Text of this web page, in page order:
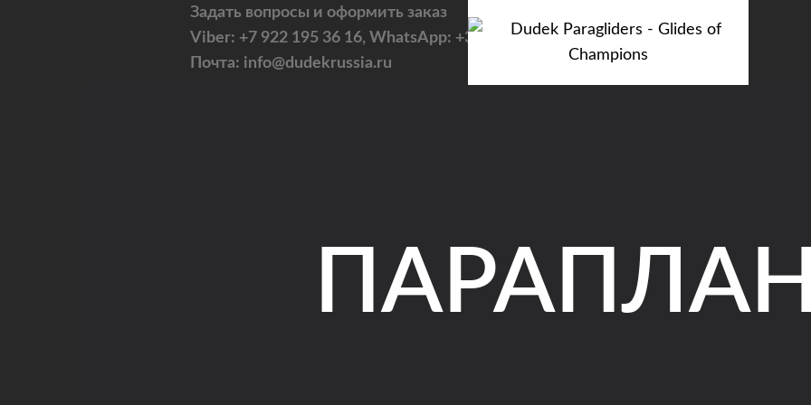
Задать вопросы и оформить заказ
Viber: +7 922 195 36 16, WhatsApp: +371 223 263 38
Почта: info@dudekrussia.ru
CATEGORY
Tandem / trike